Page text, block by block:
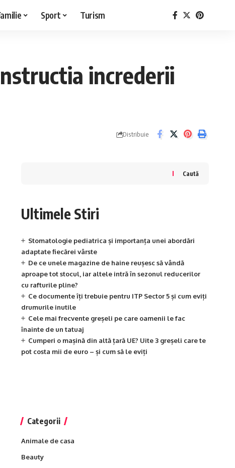
Sport Turism
increderii
Distribuie
Caută
Ultimele Stiri
Stomatologie pediatrica și importanța unei abordări
adaptate fiecărei vârste
De ce unele magazine de haine reușesc să vândă
aproape tot stocul, iar altele intră în sezonul reducerilor
cu rafturile pline?
Ce documente îți trebuie pentru ITP Sector 5 și cum eviți
drumurile inutile
Cele mai frecvente greșeli pe care oamenii le fac
înainte de un tatuaj
Cumperi o mașină din altă țară UE? Uite 3 greșeli care te
pot costa mii de euro – și cum să le eviți
Categorii
Animale de casa
Beauty